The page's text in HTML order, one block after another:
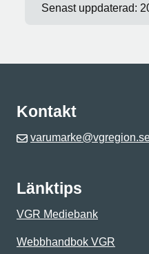
Senast uppdaterad:
Kontakt
Länktips
VGR Mediebank
Webbhandbok VGR